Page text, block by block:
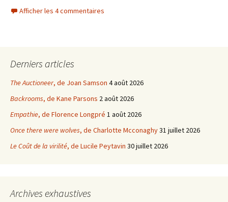
Afficher les 4 commentaires
Derniers articles
The Auctioneer, de Joan Samson 4 août 2026
Backrooms, de Kane Parsons 2 août 2026
Empathie, de Florence Longpré 1 août 2026
Once there were wolves, de Charlotte Mcconaghy31 juillet 2026
Le Coût de la virilité, de Lucile Peytavin 30 juillet 2026
Archives exhaustives